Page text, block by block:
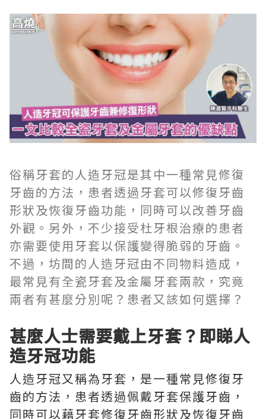
俗稱牙套的人造牙冠是其中一種常見修復
牙齒的方法，患者透過牙套可以修復牙齒
形狀及恢復牙齒功能，同時可以改善牙齒
外觀。另外，不少接受杜牙根治療的患者
亦需要使用牙套以保護變得脆弱的牙齒。
不過，坊間的人造牙冠由不同物料造成，
最常見有全瓷牙套及金屬牙套兩款，究竟
兩者有甚麼分別呢？患者又該如何選擇？
甚麼人士需要戴上牙套？即睇人
造牙冠功能
人造牙冠又稱為牙套，是一種常見修復牙
齒的方法，患者透過佩戴牙套保護牙齒，
同時可以藉牙套修復牙齒形狀及恢復牙齒